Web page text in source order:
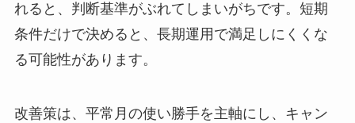
れると、判断基準がぶれてしまいがちです。短期
条件だけで決めると、長期運用で満足しにくくな
る可能性があります。
改善策は、平常月の使い勝手を主軸にし、キャン